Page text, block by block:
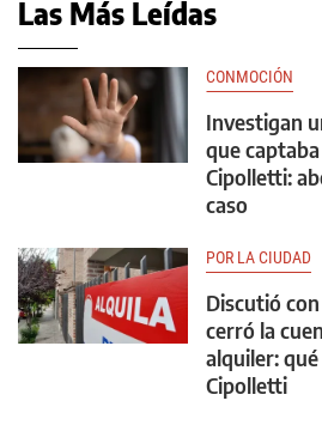
Las Más Leídas
CONMOCIÓN
Investigan
que
Cipolletti:
caso
POR LA CIUDAD
Discutió
cerró la
alquiler:
Cipolletti